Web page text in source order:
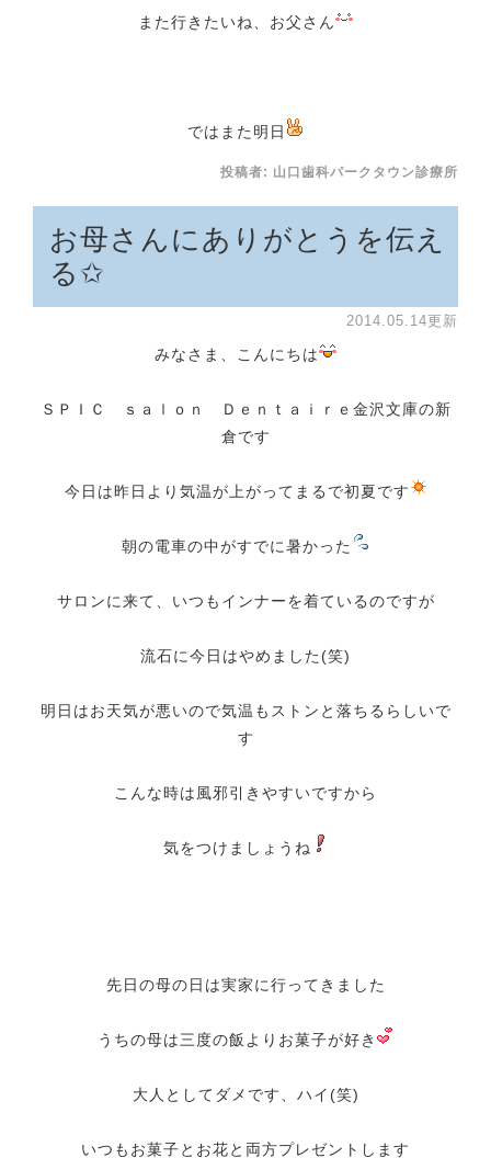
また行きたいね、お父さん
ではまた明日
投稿者: 山口歯科パークタウン診療所
お母さんにありがとうを伝え
る✩
2014.05.14更新
みなさま、こんにちは
ＳＰＩＣ ｓａｌｏｎ Ｄｅｎｔａｉｒｅ金沢文庫の新
倉です
今日は昨日より気温が上がってまるで初夏です
朝の電車の中がすでに暑かった
サロンに来て、いつもインナーを着ているのですが
流石に今日はやめました(笑)
明日はお天気が悪いので気温もストンと落ちるらしいで
す
こんな時は風邪引きやすいですから
気をつけましょうね
先日の母の日は実家に行ってきました
うちの母は三度の飯よりお菓子が好き
大人としてダメです、ハイ(笑)
いつもお菓子とお花と両方プレゼントします